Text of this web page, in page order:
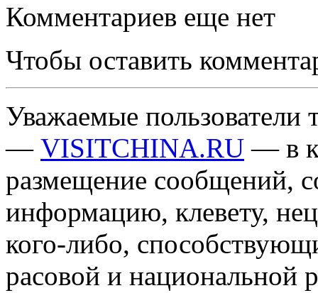
Комментариев еще нет
Чтобы оставить
Уважаемые пользователи
— VISITCHINA.RU — в
размещение сообщений,
информацию, клевету,
кого-либо,
расовой и национальной